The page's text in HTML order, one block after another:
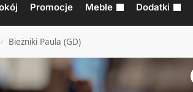
Promocje Meble Dodatki
/ Bieżniki Paula (GD)